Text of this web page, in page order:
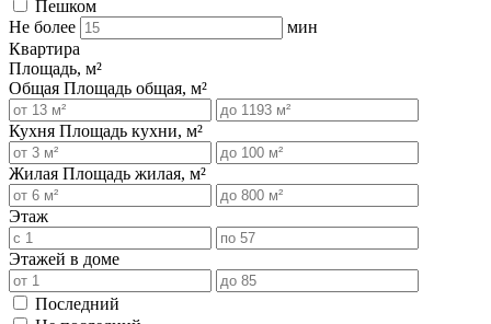
Пешком
Не более
мин
Квартира
Площадь, м²
Общая Площадь общая, м²
Кухня Площадь кухни, м²
Жилая Площадь жилая, м²
Этаж
Этажей в доме
Последний